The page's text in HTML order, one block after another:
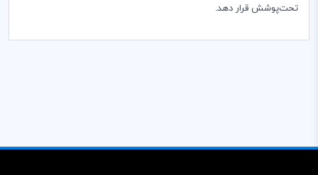
تحت‌پوشش قرار دهد.